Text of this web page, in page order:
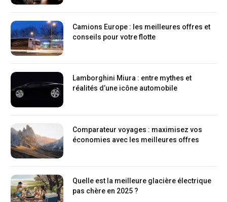
Camions Europe : les meilleures offres et
conseils pour votre flotte
Lamborghini Miura : entre mythes et
réalités d’une icône automobile
Comparateur voyages : maximisez vos
économies avec les meilleures offres
Quelle est la meilleure glacière électrique
pas chère en 2025 ?